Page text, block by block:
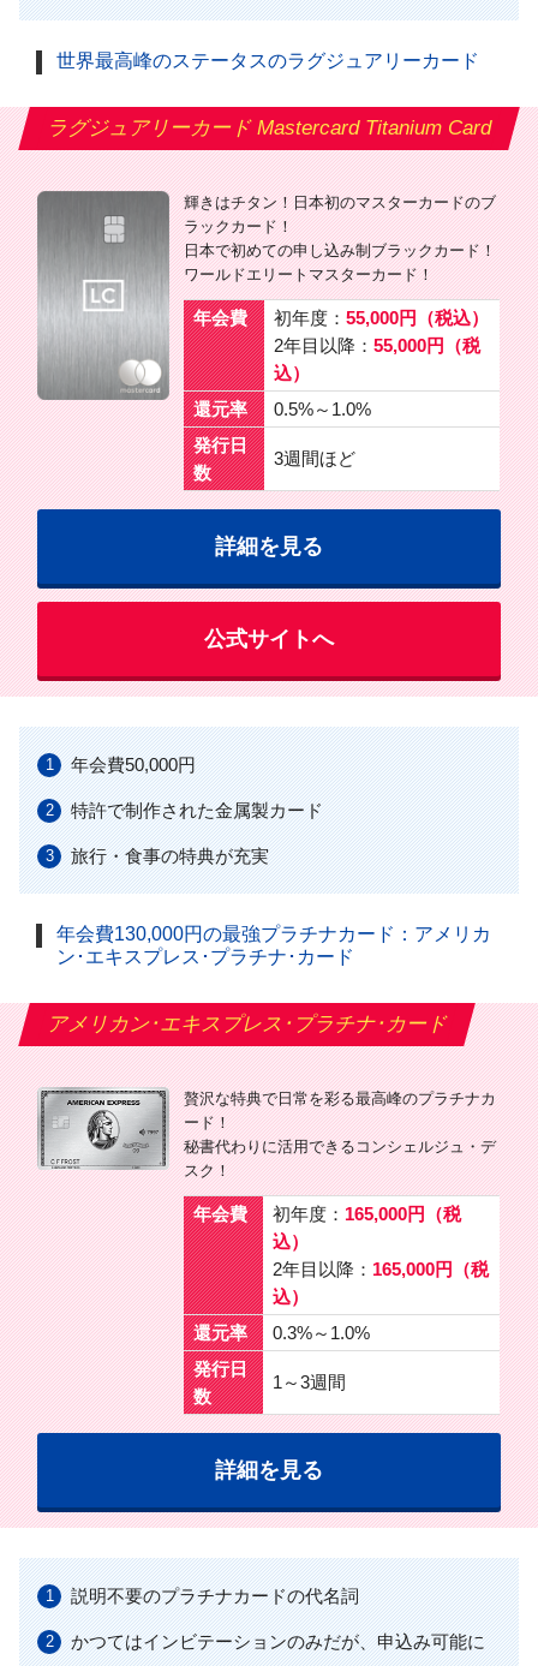
世界最高峰のステータスのラグジュアリーカード
ラグジュアリーカード Mastercard Titanium Card
輝きはチタン！日本初のマスターカードのブ
ラックカード！
日本で初めての申し込み制ブラックカード！
ワールドエリートマスターカード！
年会費 初年度： 55,000円（税込）
2年目以降： 55,000円（税
込）
還元率
0.5%～1.0%
発行日
数
3週間ほど
詳細を見る
公式サイトへ
年会費50,000円
特許で制作された金属製カード
旅行・食事の特典が充実
年会費130,000円の最強プラチナカード：アメリカ
ン･エキスプレス･プラチナ･カード
アメリカン･エキスプレス･プラチナ･カード
贅沢な特典で日常を彩る最高峰のプラチナカ
ード！
秘書代わりに活用できるコンシェルジュ・デ
スク！
年会費 初年度： 165,000円（税
込）
2年目以降： 165,000円（税
込）
還元率
0.3%～1.0%
発行日
数
1～3週間
詳細を見る
説明不要のプラチナカードの代名詞
かつてはインビテーションのみだが、申込み可能に